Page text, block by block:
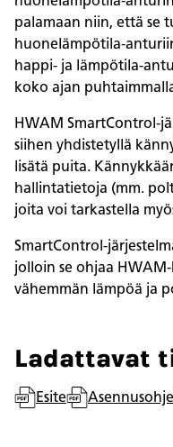
palamaan niin, että se
huonelämpötila-
happi- ja lämpötila-
koko ajan
HWAM SmartControl-
siihen yhdistetyllä
lisätä puita.
hallintatietoja (mm.
joita voi tarkastella
SmartControl-
jolloin se ohjaa
vähemmän lämpöä ja
Ladattavat
Esite Asennusohje